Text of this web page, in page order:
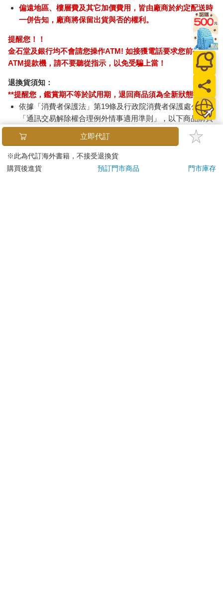
偏遠地區、樓層費及其它加價費用，皆由廠商於約定配送時
一併告知，廠商將保留出貨與否的權利。
提醒您！！
金石堂及銀行均不會請您操作ATM! 如接獲電話要求您前往
ATM提款機，請不要聽從指示，以免受騙上當！
退換貨須知：
**提醒您，鑑賞期不等於試用期，退回商品須為全新狀態**
依據「消費者保護法」第19條及行政院消費者保護處公告之
「通訊交易解除權合理例外情事適用準則」，以下商品購買
後，除商品本身有瑕疵外，將不提供7天的猶豫期：
易於腐敗、保存期限較短或解約時即將逾期。（如：生
鮮食品）
依消費者要求所為之客製化給付。（客製化商品）
立即代訂
※此為代訂海外書籍，不接受退換貨
購買後進貨
預訂門市商品 門市庫存